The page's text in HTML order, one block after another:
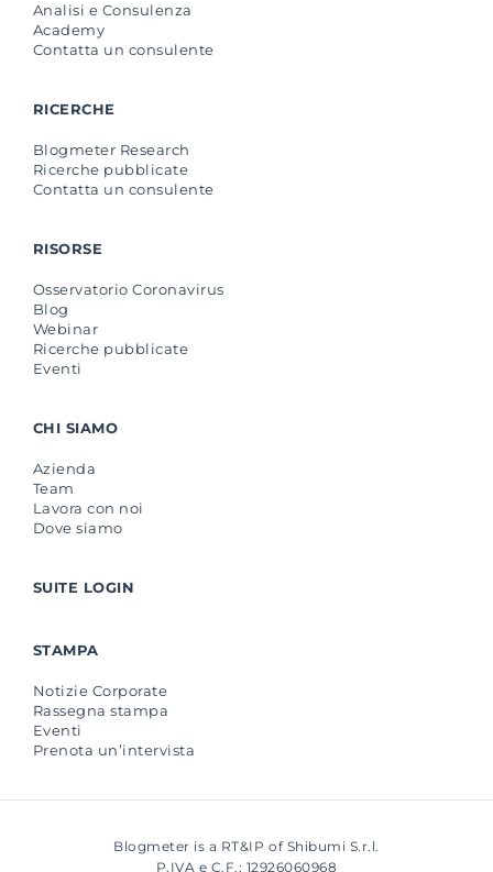
Analisi e Consulenza
Academy
Contatta un consulente
RICERCHE
Blogmeter Research
Ricerche pubblicate
Contatta un consulente
RISORSE
Osservatorio Coronavirus
Blog
Webinar
Ricerche pubblicate
Eventi
CHI SIAMO
Azienda
Team
Lavora con noi
Dove siamo
SUITE LOGIN
STAMPA
Notizie Corporate
Rassegna stampa
Eventi
Prenota un’intervista
Blogmeter is a RT&IP of Shibumi S.r.l.
P.IVA e C.F.: 12926060968